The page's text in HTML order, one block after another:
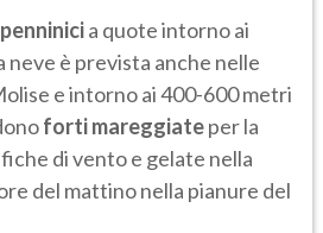
a quote intorno ai
neve è prevista anche nelle
e intorno ai 400-600 metri
forti mareggiateper la
di vento e gelate nella
del mattino nella pianure del